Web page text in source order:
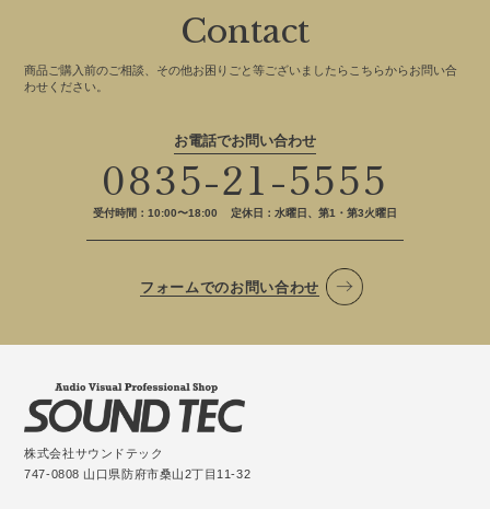
Contact
商品ご購入前のご相談、その他お困りごと等ございましたらこちらからお問い合
わせください。
お電話でお問い合わせ
0835-21-5555
受付時間：10:00〜18:00 定休日：水曜日、第1・第3火曜日
フォームでのお問い合わせ
株式会社サウンドテック
747-0808 山口県防府市桑山2丁目11-32